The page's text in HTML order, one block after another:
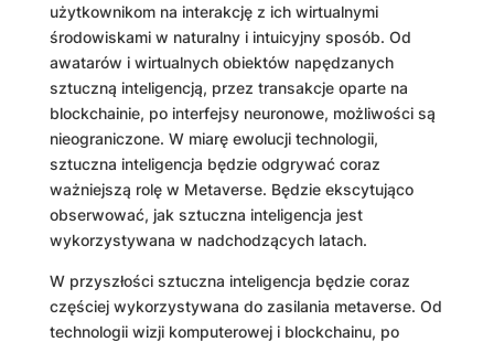
użytkownikom na interakcję z ich wirtualnymi
środowiskami w naturalny i intuicyjny sposób. Od
awatarów i wirtualnych obiektów napędzanych
sztuczną inteligencją, przez transakcje oparte na
blockchainie, po interfejsy neuronowe, możliwości są
nieograniczone. W miarę ewolucji technologii,
sztuczna inteligencja będzie odgrywać coraz
ważniejszą rolę w Metaverse. Będzie ekscytująco
obserwować, jak sztuczna inteligencja jest
wykorzystywana w nadchodzących latach.
W przyszłości sztuczna inteligencja będzie coraz
częściej wykorzystywana do zasilania metaverse. Od
technologii wizji komputerowej i blockchainu, po